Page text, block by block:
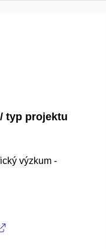
typ projektu
výzkum -